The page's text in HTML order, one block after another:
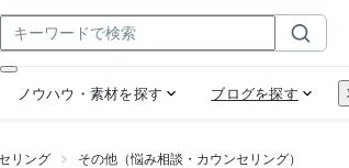
リング その他（悩み相談・カウンセリング）